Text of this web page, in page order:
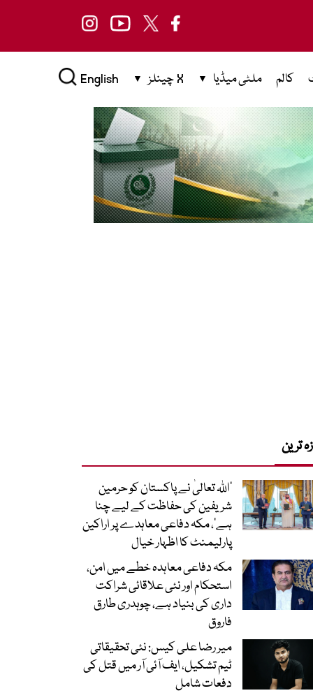
کالم ملٹی میڈیا X چینلز English
ترین
’اللہ تعالیٰ نے پاکستان کو حرمین
شریفین کی حفاظت کے لیے چنا
ہے‘، مکہ دفاعی معاہدے پر اراکین
پارلیمنٹ کا اظہار خیال
مکہ دفاعی معاہدہ خطے میں امن،
استحکام اور نئی علاقائی شراکت
داری کی بنیاد ہے، چوہدری طارق
فاروق
میر رضا علی کیس: نئی تحقیقاتی
ٹیم تشکیل، ایف آئی آر میں قتل کی
دفعات شامل